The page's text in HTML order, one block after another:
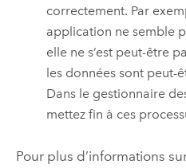
correctement. Par
application ne semble
elle ne s’est peut-être
les données sont peut-
Dans le gestionnaire
mettez fin à ces
Pour plus d’informations